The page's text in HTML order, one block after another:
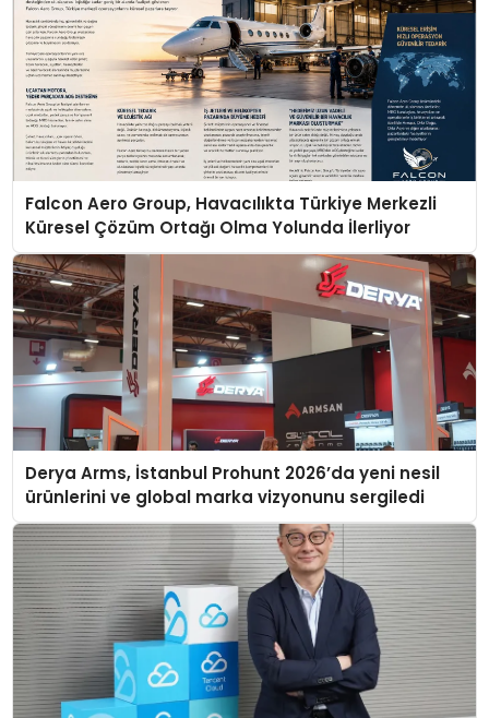
Falcon Aero Group, Havacılıkta Türkiye Merkezli
Küresel Çözüm Ortağı Olma Yolunda İlerliyor
Derya Arms, İstanbul Prohunt 2026’da yeni nesil
ürünlerini ve global marka vizyonunu sergiledi